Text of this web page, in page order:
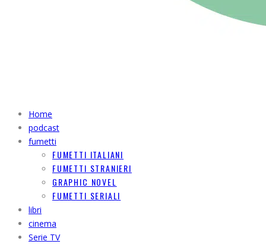
Home
podcast
fumetti
FUMETTI ITALIANI
FUMETTI STRANIERI
GRAPHIC NOVEL
FUMETTI SERIALI
libri
cinema
Serie TV